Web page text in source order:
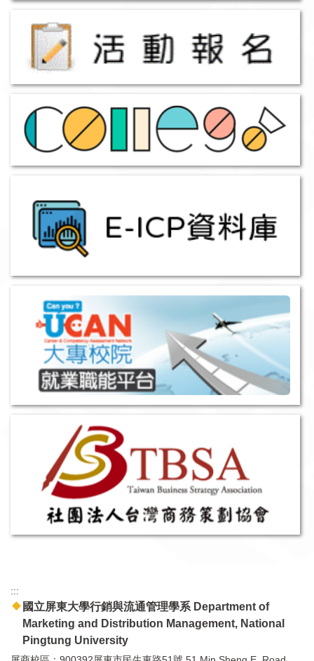
:::
國立屏東大學行銷與流通管理學系 Department of
Marketing and Distribution Management, National
Pingtung University